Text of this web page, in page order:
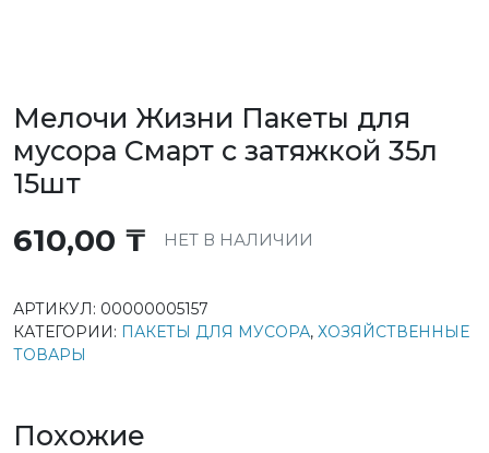
Мелочи Жизни Пакеты для
мусора Смарт с затяжкой 35л
15шт
610,00 ₸ НЕТ В НАЛИЧИИ
АРТИКУЛ: 00000005157
КАТЕГОРИИ: ПАКЕТЫ ДЛЯ МУСОРА, ХОЗЯЙСТВЕННЫЕ
ТОВАРЫ
Похожие